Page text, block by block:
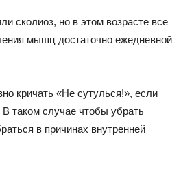
сколиоз, но в этом возрасте все
мышц достаточно ежедневной
кричать «Не сутулься!», если
В таком случае чтобы убрать
в причинах внутренней